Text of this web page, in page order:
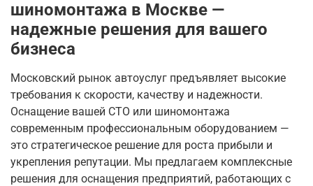
шиномонтажа в Москве —
надежные решения для вашего
бизнеса
Московский рынок автоуслуг предъявляет высокие
требования к скорости, качеству и надежности.
Оснащение вашей СТО или шиномонтажа
современным профессиональным оборудованием —
это стратегическое решение для роста прибыли и
укрепления репутации. Мы предлагаем комплексные
решения для оснащения предприятий, работающих с